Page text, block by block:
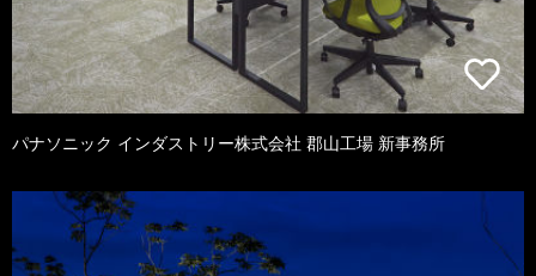
パナソニック インダストリー株式会社 郡山工場 新事務所